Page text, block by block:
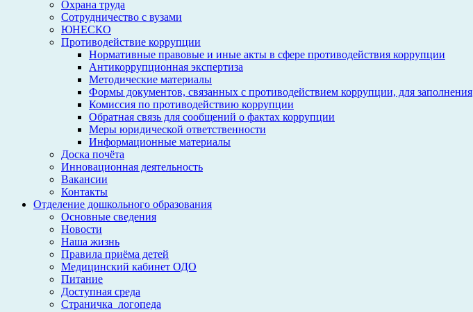
Охрана труда
Сотрудничество с вузами
ЮНЕСКО
Противодействие коррупции
Нормативные правовые и иные акты в сфере противодействия коррупции
Антикоррупционная экспертиза
Методические материалы
Формы документов, связанных с противодействием коррупции, для заполнения
Комиссия по противодействию коррупции
Обратная связь для сообщений о фактах коррупции
Меры юридической ответственности
Информационные материалы
Доска почёта
Инновационная деятельность
Вакансии
Контакты
Отделение дошкольного образования
Основные сведения
Новости
Наша жизнь
Правила приёма детей
Медицинский кабинет ОДО
Питание
Доступная среда
Страничка_логопеда